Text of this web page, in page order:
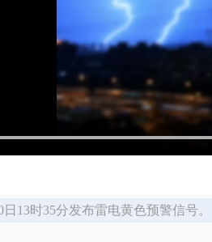
13时35分发布雷电黄色预警信号。